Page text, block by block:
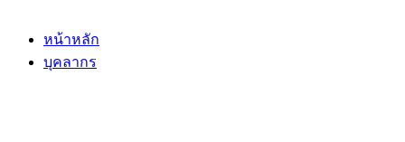
หน้าหลัก
บุคลากร